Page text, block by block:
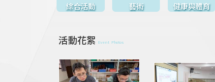
綜合活動 藝術 健康與體育
活動花絮 Event Photos